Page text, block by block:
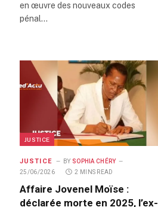
en œuvre des nouveaux codes
pénal…
JUSTICE
JUSTICE BY SOPHIA CHÉRY
25/06/2026
2 MINS READ
Affaire Jovenel Moïse :
déclarée morte en 2025, l’ex-